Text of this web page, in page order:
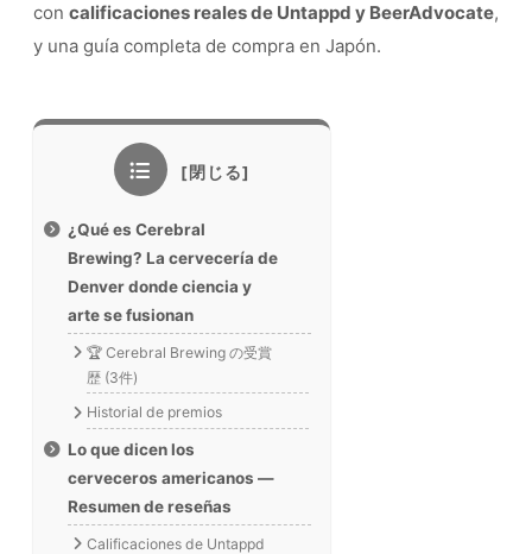
con calificaciones reales de Untappd y BeerAdvocate,
y una guía completa de compra en Japón.
¿Qué es Cerebral
Brewing? La cervecería de
Denver donde ciencia y
arte se fusionan
🏆 Cerebral Brewing の受賞
歴 (3件)
Historial de premios
Lo que dicen los
cerveceros americanos —
Resumen de reseñas
Calificaciones de Untappd